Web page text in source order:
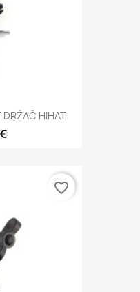
DRŽAČ HIHAT
favorite_border